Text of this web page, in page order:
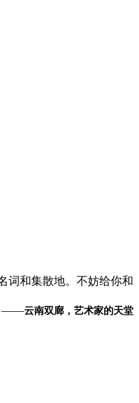
词和集散地。不妨给你和
——云南双廊，艺术家的天堂